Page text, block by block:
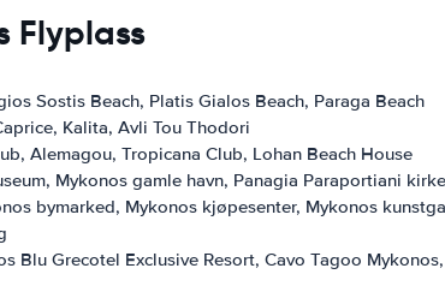
Flyplass
Sostis Beach, Platis Gialos Beach, Paraga Beach
Kalita, Avli Tou Thodori
Alemagou, Tropicana Club, Lohan Beach House
Mykonos gamle havn, Panagia Paraportiani
bymarked, Mykonos kjøpesenter, Mykonos
Blu Grecotel Exclusive Resort, Cavo Tagoo